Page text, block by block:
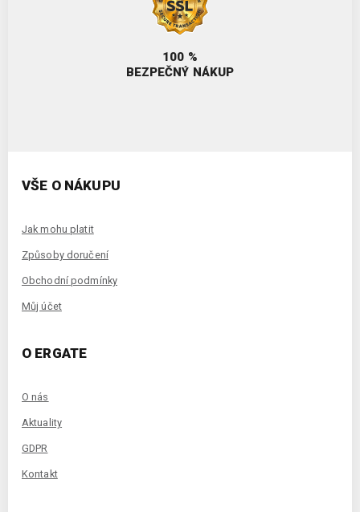
100 %
BEZPEČNÝ NÁKUP
VŠE O NÁKUPU
Jak mohu platit
Způsoby doručení
Obchodní podmínky
Můj účet
O ERGATE
O nás
Aktuality
GDPR
Kontakt